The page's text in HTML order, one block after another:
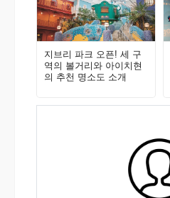
지브리 파크 오픈! 세 구
역의 볼거리와 아이치현
의 추천 명소도 소개